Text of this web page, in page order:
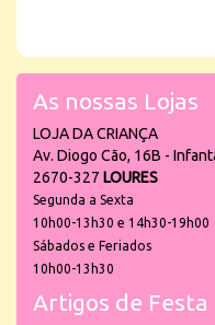
As nossas Lojas
LOJA DA CRIANÇA
Av. Diogo Cão, 16B -
2670-327 LOURES
Segunda a Sexta
10h00-13h30 e 14h30-19h00
Sábados e Feriados
10h00-13h30
Artigos de Festa